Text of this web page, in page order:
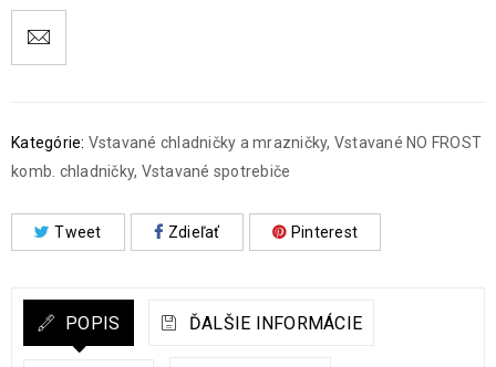
Kategórie: Vstavané chladničky a mrazničky, Vstavané NO FROST
komb. chladničky, Vstavané spotrebiče
Tweet Zdieľať Pinterest
POPIS ĎALŠIE INFORMÁCIE